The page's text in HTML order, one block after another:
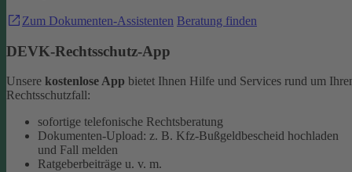
Zum Dokumenten-Assistenten Beratung finden
DEVK-Rechtsschutz-App
Unsere kostenlose App bietet Ihnen Hilfe und Services rund um
Rechtsschutzfall:
sofortige telefonische Rechtsberatung
Dokumenten-Upload: z. B. Kfz-Bußgeldbescheid hochladen
und Fall melden
Ratgeberbeiträge u. v. m.